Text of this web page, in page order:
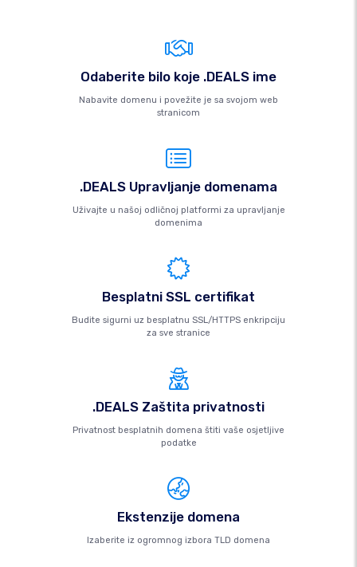
Odaberite bilo koje .DEALS ime
Nabavite domenu i povežite je sa svojom web
stranicom
.DEALS Upravljanje domenama
Uživajte u našoj odličnoj platformi za upravljanje
domenima
Besplatni SSL certifikat
Budite sigurni uz besplatnu SSL/HTTPS enkripciju
za sve stranice
.DEALS Zaštita privatnosti
Privatnost besplatnih domena štiti vaše osjetljive
podatke
Ekstenzije domena
Izaberite iz ogromnog izbora TLD domena